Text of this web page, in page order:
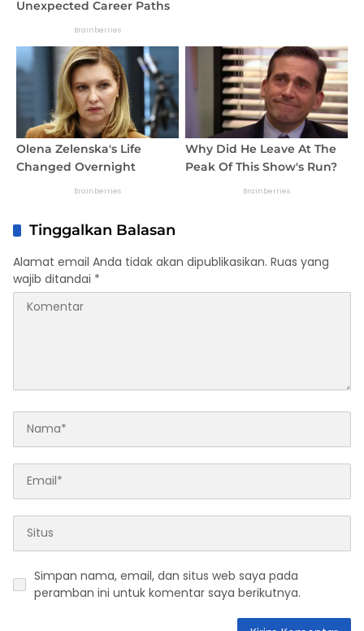
Tinggalkan Balasan
Alamat email Anda tidak akan dipublikasikan. Ruas yang
wajib ditandai *
Simpan nama, email, dan situs web saya pada
peramban ini untuk komentar saya berikutnya.